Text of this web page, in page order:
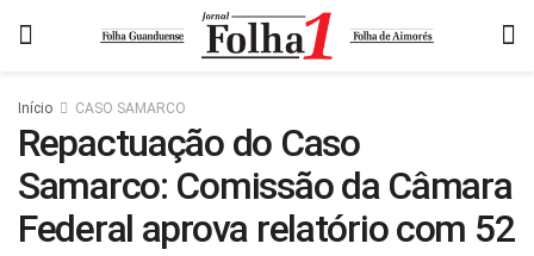
Início CASO SAMARCO
Repactuação do Caso
Samarco: Comissão da Câmara
Federal aprova relatório com 52